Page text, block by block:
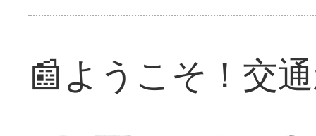
📰ようこそ！交